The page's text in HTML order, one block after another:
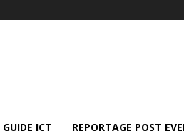
GUIDE ICT REPORTAGE POST